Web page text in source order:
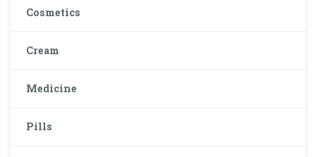
Cosmetics
Cream
Medicine
Pills